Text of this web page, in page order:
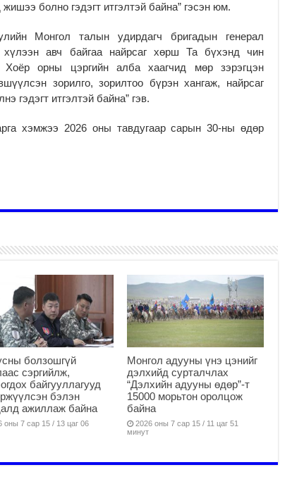
болно гэдэгт итгэлтэй байна” гэсэн юм.
Монгол талын удирдагч бригадын генерал
хүлээн авч байгаа найрсаг хөрш Та бүхэнд чин
Хоёр орны цэргийн алба хаагчид мөр зэрэгцэн
зорилго, зорилтоо бүрэн хангаж, найрсаг
гэдэгт итгэлтэй байна” гэв.
хэмжээ 2026 оны тавдугаар сарын 30-ны өдөр
болзошгүй
сэргийлж,
байгууллагууд
бэлэн
ажиллаж байна
оны 7 сар 15 / 13 цаг 06
Монгол адууны үнэ цэнийг
дэлхийд сурталчлах
“Дэлхийн адууны өдөр”-т
15000 морьтон оролцож
байна
2026 оны 7 сар 15 / 11 цаг 51
минут